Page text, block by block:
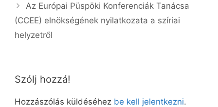
Az Európai Püspöki Konferenciák Tanácsa
(CCEE) elnökségének nyilatkozata a szíriai
helyzetről
Szólj hozzá!
Hozzászólás küldéséhez be kell jelentkezni.